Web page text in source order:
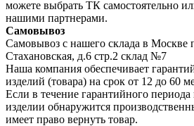
можете выбрать ТК самостоятельно
нашими партнерами.
Самовывоз
Самовывоз с нашего склада в Москве
Стахановская, д.6 стр.2 склад №7
Наша компания обеспечивает
изделий (товара) на срок от 12 до 60
Если в течение гарантийного
изделии обнаружится
имеет право вернуть товар.